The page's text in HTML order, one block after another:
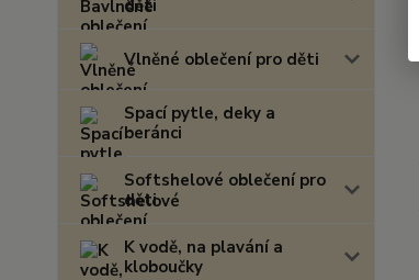
děti
Vlněné oblečení pro děti
Spací pytle, deky a
beránci
Softshelové oblečení pro
děti
K vodě, na plavání a
kloboučky